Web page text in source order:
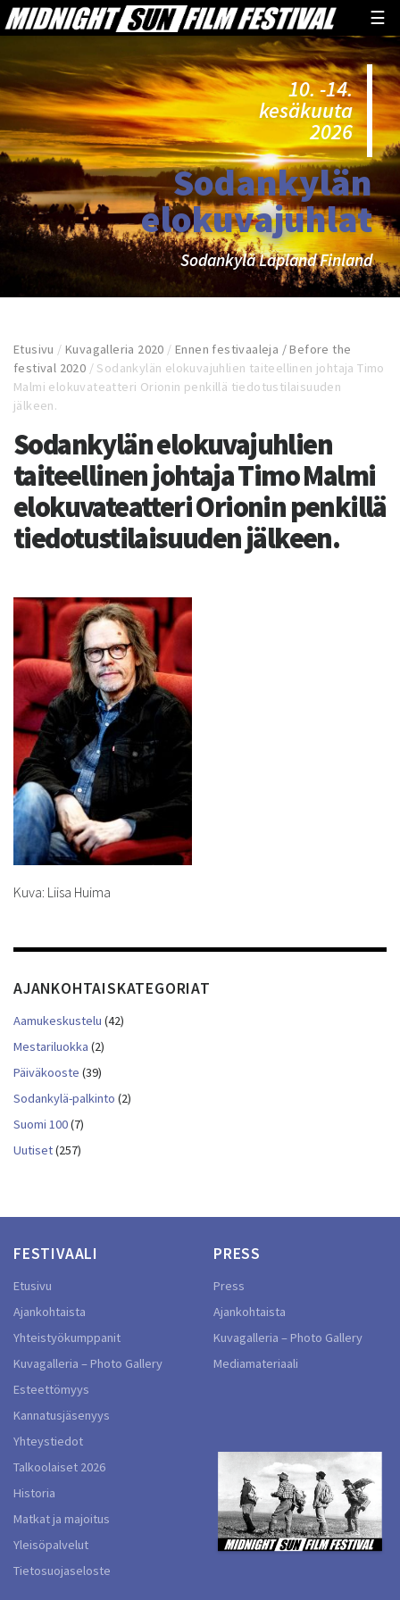
☰
10. -14.
kesäkuuta
2026
Sodankylän
elokuvajuhlat
Sodankylä Lapland Finland
Etusivu /Kuvagalleria 2020 /Ennen festivaaleja / Before the
festival 2020 / Sodankylän elokuvajuhlien taiteellinen johtaja Timo
Malmi elokuvateatteri Orionin penkillä tiedotustilaisuuden
jälkeen.
Sodankylän elokuvajuhlien
taiteellinen johtaja Timo Malmi
elokuvateatteri Orionin penkillä
tiedotustilaisuuden jälkeen.
Kuva: Liisa Huima
AJANKOHTAISKATEGORIAT
Aamukeskustelu (42)
Mestariluokka (2)
Päiväkooste (39)
Sodankylä-palkinto (2)
Suomi 100(7)
Uutiset(257)
FESTIVAALI
Etusivu
Ajankohtaista
Yhteistyökumppanit
Kuvagalleria – Photo Gallery
Esteettömyys
Kannatusjäsenyys
Yhteystiedot
Talkoolaiset 2026
Historia
Matkat ja majoitus
Yleisöpalvelut
Tietosuojaseloste
PRESS
Press
Ajankohtaista
Kuvagalleria – Photo Gallery
Mediamateriaali